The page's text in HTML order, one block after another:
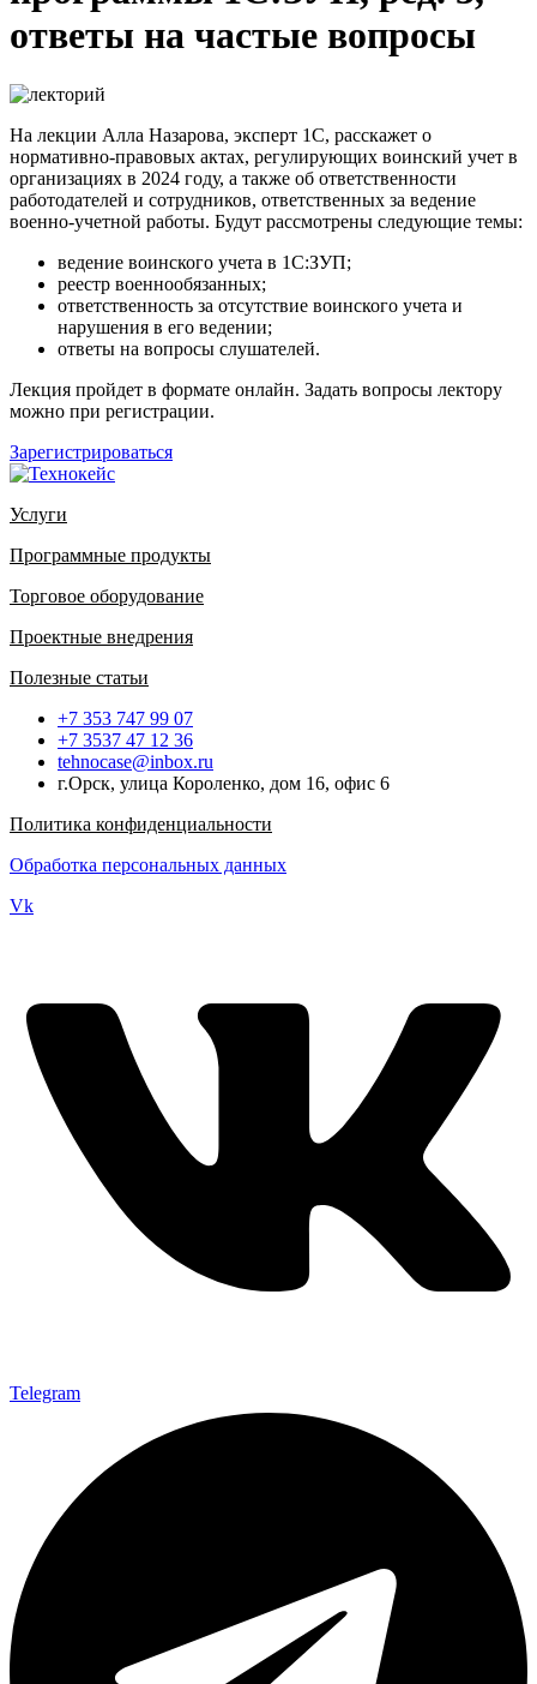
ответы на частые вопросы
На лекции Алла Назарова, эксперт 1С, расскажет о
нормативно-правовых актах, регулирующих воинский учет в
организациях в 2024 году, а также об ответственности
работодателей и сотрудников, ответственных за ведение
военно-учетной работы. Будут рассмотрены следующие темы:
ведение воинского учета в 1С:ЗУП;
реестр военнообязанных;
ответственность за отсутствие воинского учета и
нарушения в его ведении;
ответы на вопросы слушателей.
Лекция пройдет в формате онлайн. Задать вопросы лектору
можно при регистрации.
Зарегистрироваться
Услуги
Программные продукты
Торговое оборудование
Проектные внедрения
Полезные статьи
+7 353 747 99 07
+7 3537 47 12 36
tehnocase@inbox.ru
г.Орск, улица Короленко, дом 16, офис 6
Политика конфиденциальности
Обработка персональных данных
Vk
Telegram